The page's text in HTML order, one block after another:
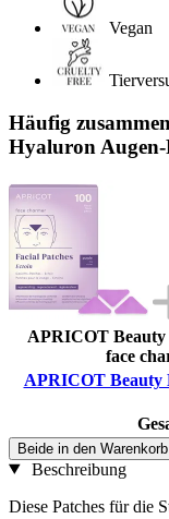
Vegan
Häufig
Hyaluron
APRICOT Beauty
face
APRICOT Beauty
Beide in den Warenkorb
Beschreibung
Diese Patches für die